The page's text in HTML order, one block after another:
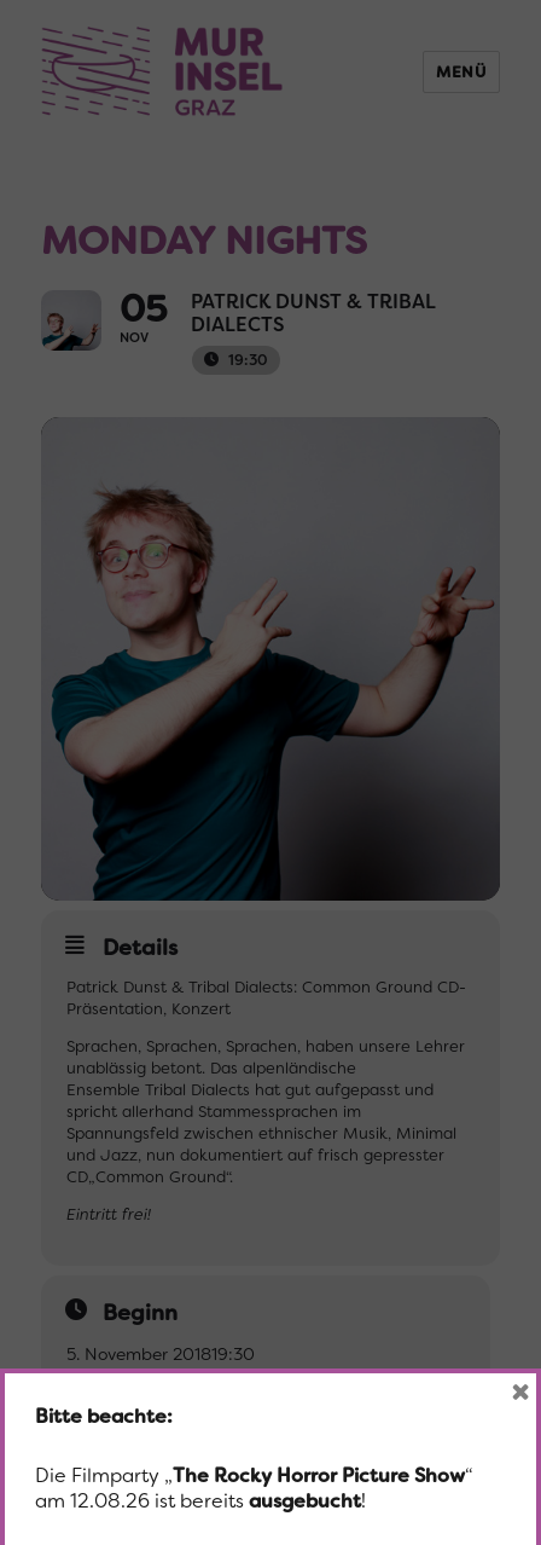
MENÜ
MONDAY NIGHTS
05
NOV
PATRICK DUNST & TRIBAL
DIALECTS
19:30
Details
Patrick Dunst & Tribal Dialects: Common Ground CD-
Präsentation, Konzert
Sprachen, Sprachen, Sprachen, haben unsere Lehrer
unablässig betont. Das alpenländische
Ensemble Tribal Dialects hat gut aufgepasst und
spricht allerhand Stammessprachen im
Spannungsfeld zwischen ethnischer Musik, Minimal
und Jazz, nun dokumentiert auf frisch gepresster
CD„Common Ground“.
Eintritt frei!
Beginn
5. November 201819:30
Grazer Murinsel
Bitte beachte:
Die Filmparty „The Rocky Horror Picture Show“
am 12.08.26 ist bereitsausgebucht!
×